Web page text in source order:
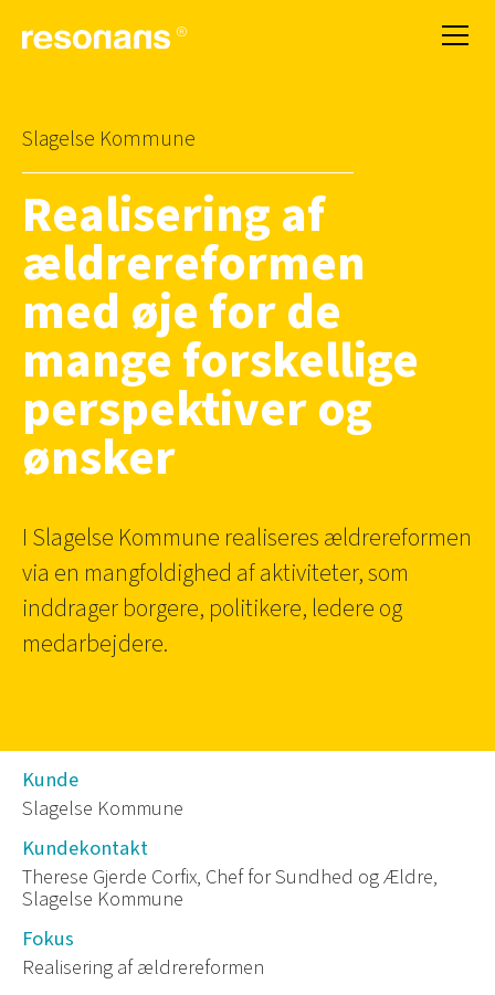
Slagelse Kommune
Realisering af
ældrereformen
med øje for de
mange forskellige
perspektiver og
ønsker
I Slagelse Kommune realiseres ældrereformen
via en mangfoldighed af aktiviteter, som
inddrager borgere, politikere, ledere og
medarbejdere.
Kunde
Slagelse Kommune
Kundekontakt
Therese Gjerde Corfix, Chef for Sundhed og Ældre,
Slagelse Kommune
Fokus
Realisering af ældrereformen